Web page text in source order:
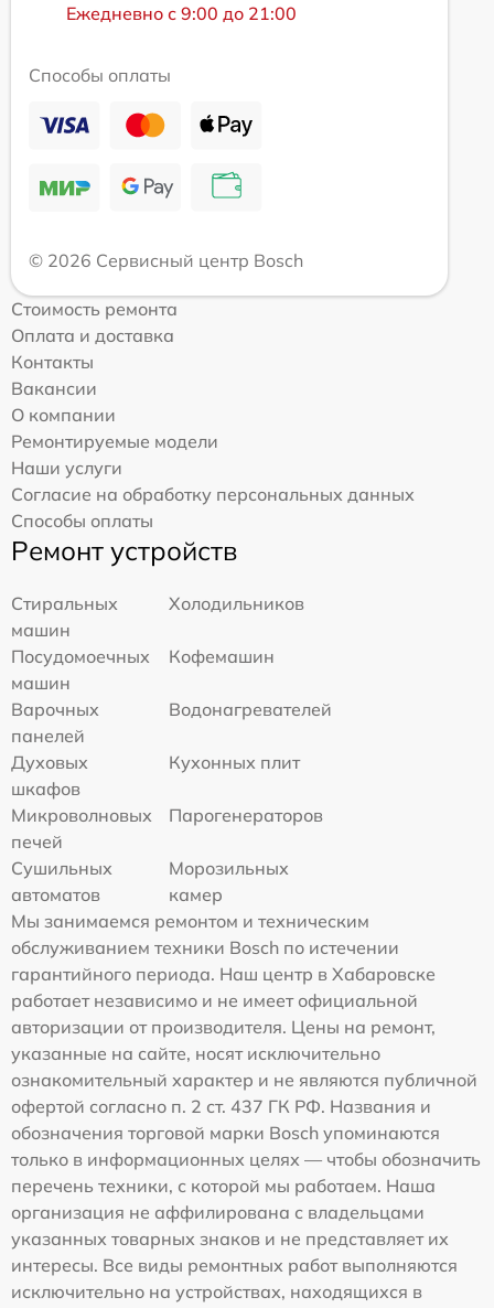
Ежедневно с 9:00 до 21:00
Способы оплаты
© 2026 Сервисный центр Bosch
Стоимость ремонта
Оплата и доставка
Контакты
Вакансии
О компании
Ремонтируемые модели
Наши услуги
Согласие на обработку персональных данных
Способы оплаты
Ремонт устройств
Стиральных
машин
Холодильников
Посудомоечных
машин
Кофемашин
Варочных
панелей
Водонагревателей
Духовых
шкафов
Кухонных плит
Микроволновых
печей
Парогенераторов
Сушильных
автоматов
Морозильных
камер
Мы занимаемся ремонтом и техническим
обслуживанием техники Bosch по истечении
гарантийного периода. Наш центр в Хабаровске
работает независимо и не имеет официальной
авторизации от производителя. Цены на ремонт,
указанные на сайте, носят исключительно
ознакомительный характер и не являются публичной
офертой согласно п. 2 ст. 437 ГК РФ. Названия и
обозначения торговой марки Bosch упоминаются
только в информационных целях — чтобы обозначить
перечень техники, с которой мы работаем. Наша
организация не аффилирована с владельцами
указанных товарных знаков и не представляет их
интересы. Все виды ремонтных работ выполняются
исключительно на устройствах, находящихся в